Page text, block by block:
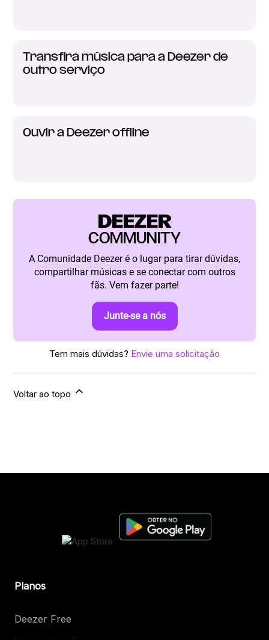
Transfira música para a Deezer de
outro serviço
Ouvir a Deezer offline
DEEZER
COMMUNITY
A Comunidade Deezer é o lugar para tirar dúvidas,
compartilhar músicas e se conectar com outros
fãs. Vem fazer parte!
Junte-se a nós
Tem mais dúvidas? Envie uma solicitação
Voltar ao topo
Planos
Deezer Free